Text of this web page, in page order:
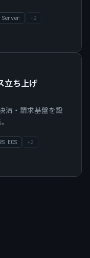
Server +2
立ち上げ
済・請求基盤を設
ECS +2